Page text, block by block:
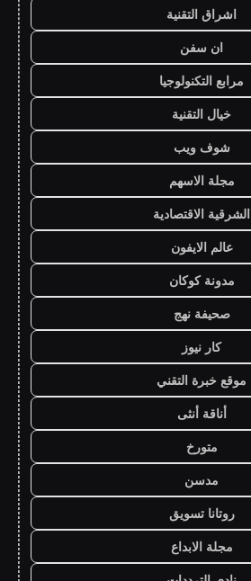
اشراق التقنية
ان سفن
مرابع التكنولوجيا
خيال التقنية
شوف ويب
مجلة الاسهم
الشرقية الاقتصادية
عالم الايفون
مدونة كوكان
صحيفة نهج
كار نيوز
موقع خبرة التقني
أناقة أنثى
متورخ
مدسن
روتانا تسويق
مجلة الابداع